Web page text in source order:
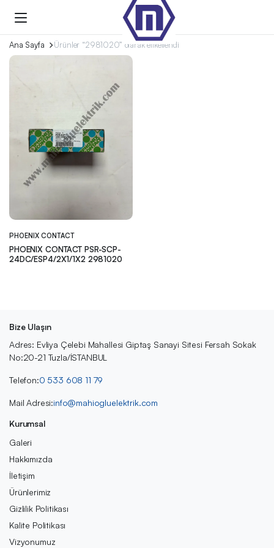
Ana Sayfa Ürünler “2981020” olarak etiketlendi
PHOENIX CONTACT
PHOENIX CONTACT PSR-SCP-
24DC/ESP4/2X1/1X2 2981020
Bize Ulaşın
Adres: Evliya Çelebi Mahallesi Giptaş Sanayi Sitesi Fersah Sokak
No:20-21 Tuzla/İSTANBUL
Telefon:0 533 608 11 79
Mail Adresi:info@mahiogluelektrik.com
Kurumsal
Galeri
Hakkımızda
İletişim
Ürünlerimiz
Gizlilik Politikası
Kalite Politikası
Vizyonumuz